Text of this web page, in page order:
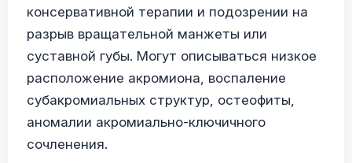
консервативной терапии и подозрении на
разрыв вращательной манжеты или
суставной губы. Могут описываться низкое
расположение акромиона, воспаление
субакромиальных структур, остеофиты,
аномалии акромиально-ключичного
сочленения.